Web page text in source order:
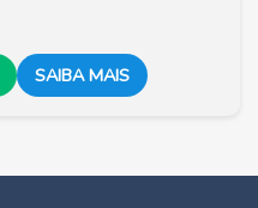
SAIBA MAIS